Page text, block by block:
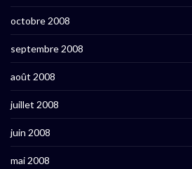
octobre 2008
septembre 2008
août 2008
juillet 2008
juin 2008
mai 2008